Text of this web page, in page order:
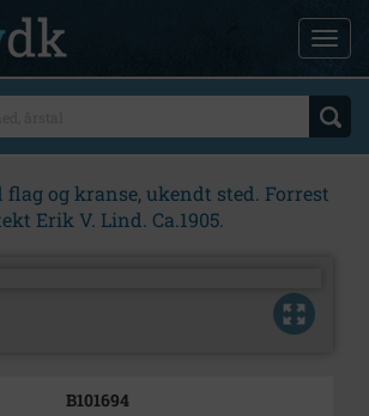
flag og kranse, ukendt sted. Forrest
Erik V. Lind. Ca.1905.
B101694